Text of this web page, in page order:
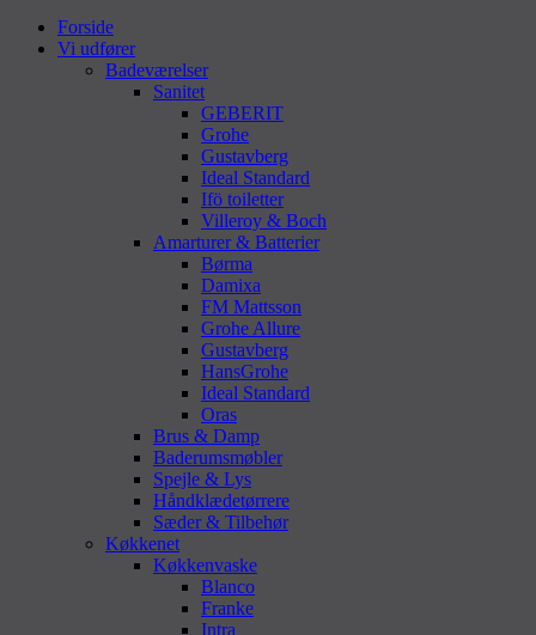
Forside
Vi udfører
Badeværelser
Sanitet
GEBERIT
Grohe
Gustavberg
Ideal Standard
Ifö toiletter
Villeroy & Boch
Amarturer & Batterier
Børma
Damixa
FM Mattsson
Grohe Allure
Gustavberg
HansGrohe
Ideal Standard
Oras
Brus & Damp
Baderumsmøbler
Spejle & Lys
Håndklædetørrere
Sæder & Tilbehør
Køkkenet
Køkkenvaske
Blanco
Franke
Intra